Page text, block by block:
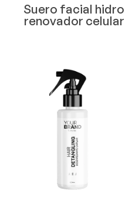
Suero facial hidro
renovador celular